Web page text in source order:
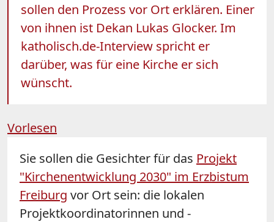
sollen den Prozess vor Ort erklären. Einer
von ihnen ist Dekan Lukas Glocker. Im
katholisch.de-Interview spricht er
darüber, was für eine Kirche er sich
wünscht.
Vorlesen
Sie sollen die Gesichter für das Projekt
"Kirchenentwicklung 2030" im Erzbistum
Freiburg vor Ort sein: die lokalen
Projektkoordinatorinnen und -